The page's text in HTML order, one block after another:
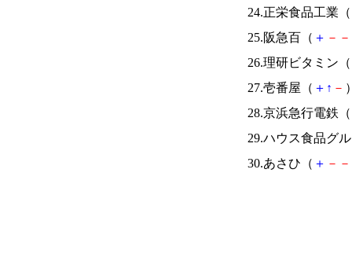
24.正栄食品工業（
25.阪急百（ ＋ － －
26.理研ビタミン（
27.壱番屋（ ＋ ↑ －
28.京浜急行電鉄（
29.ハウス食品グ
30.あさひ（ ＋ － －